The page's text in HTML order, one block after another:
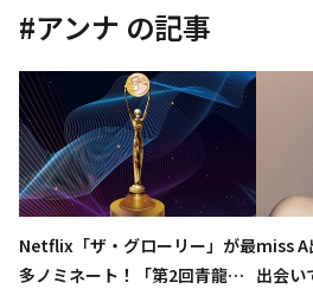
#アンナ の記事
Netflix「ザ・グローリー」が最
多ノミネート！「第2回青龍シ
miss A
出会い